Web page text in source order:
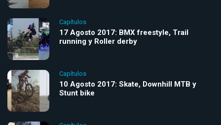
Capítulos
17 Agosto 2017: BMX freestyle, Trail
running y Roller derby
Capítulos
10 Agosto 2017: Skate, Downhill MTB y
Stunt bike